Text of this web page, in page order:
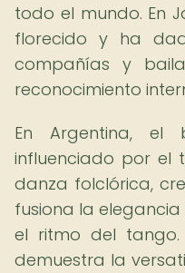
todo el mundo. En
florecido y ha
compañías y
reconocimiento
En Argentina, el
influenciado por el
danza folclórica,
fusiona la
el ritmo del tango.
demuestra la